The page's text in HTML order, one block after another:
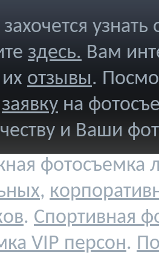
здесь. Вам
отзывы.
заявку на
и Ваши
фотосъемка
,
. Спортивная
VIP персон.